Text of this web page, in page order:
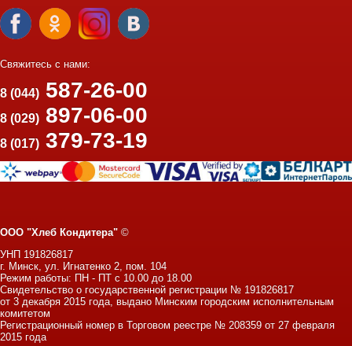
Свяжитесь с нами:
8 (044) 587-26-00
8 (029) 897-06-00
8 (017) 379-73-19
ООО "Хлеб Кондитера" ©
УНП 191826817
г. Минск, ул. Игнатенко 2, пом. 104
Режим работы: ПН - ПТ с 10.00 до 18.00
Свидетельство о государственной регистрации № 191826817
от 3 декабря 2015 года, выдано Минским городским исполнительным
комитетом
Регистрационный номер в Торговом реестре № 208359 от 27 февраля
2015 года